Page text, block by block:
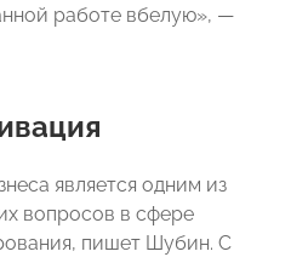
работе вбелую», —
является одним из
вопросов в сфере
пишет Шубин. C